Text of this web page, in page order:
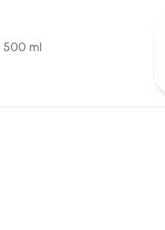
500 ml